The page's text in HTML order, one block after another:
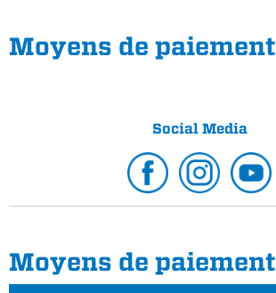
Moyens de paiement
Social Media
Moyens de paiement